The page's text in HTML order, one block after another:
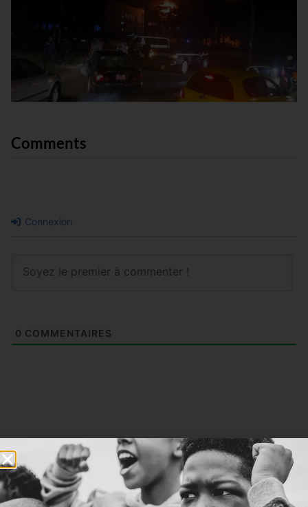
Comments
Connexion
0 COMMENTAIRES
Articles similaires